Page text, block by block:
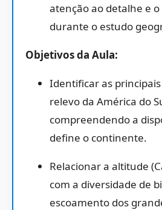
atenção ao detalhe e
durante o estudo
Objetivos da Aula:
Identificar as
relevo da América do
compreendendo a
define o continente.
Relacionar a altitude
com a diversidade de
escoamento dos